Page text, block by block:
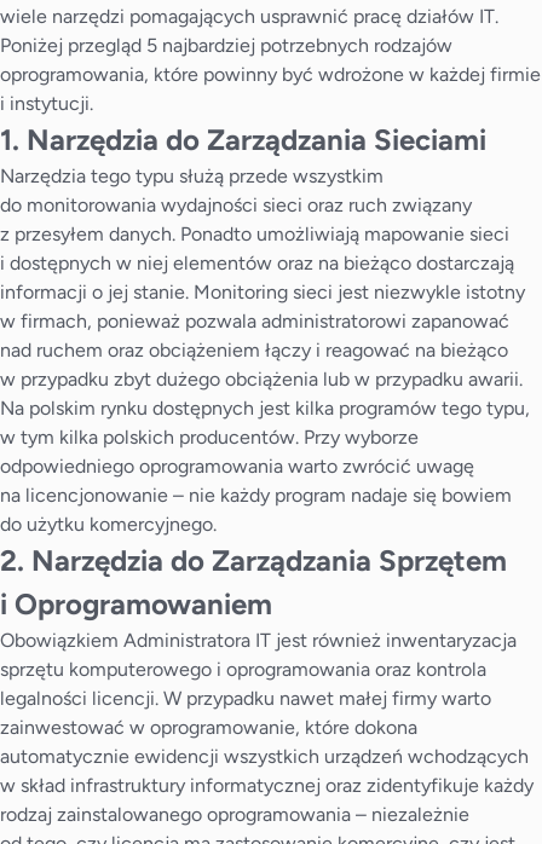
wiele narzędzi pomagających usprawnić pracę działów IT.
Poniżej przegląd 5 najbardziej potrzebnych rodzajów
oprogramowania, które powinny być wdrożone w każdej firmie
i instytucji.
1. Narzędzia do Zarządzania Sieciami
Narzędzia tego typu służą przede wszystkim
do monitorowania wydajności sieci oraz ruch związany
z przesyłem danych. Ponadto umożliwiają mapowanie sieci
i dostępnych w niej elementów oraz na bieżąco dostarczają
informacji o jej stanie. Monitoring sieci jest niezwykle istotny
w firmach, ponieważ pozwala administratorowi zapanować
nad ruchem oraz obciążeniem łączy i reagować na bieżąco
w przypadku zbyt dużego obciążenia lub w przypadku awarii.
Na polskim rynku dostępnych jest kilka programów tego typu,
w tym kilka polskich producentów. Przy wyborze
odpowiedniego oprogramowania warto zwrócić uwagę
na licencjonowanie – nie każdy program nadaje się bowiem
do użytku komercyjnego.
2. Narzędzia do Zarządzania Sprzętem
i Oprogramowaniem
Obowiązkiem Administratora IT jest również inwentaryzacja
sprzętu komputerowego i oprogramowania oraz kontrola
legalności licencji. W przypadku nawet małej firmy warto
zainwestować w oprogramowanie, które dokona
automatycznie ewidencji wszystkich urządzeń wchodzących
w skład infrastruktury informatycznej oraz zidentyfikuje każdy
rodzaj zainstalowanego oprogramowania – niezależnie